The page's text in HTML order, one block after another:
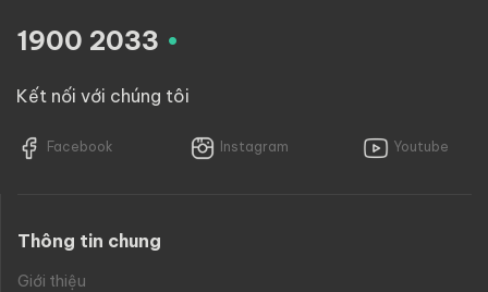
1900 2033 .
Kết nối với chúng tôi
Facebook Instagram Youtube
Thông tin chung
Giới thiệu